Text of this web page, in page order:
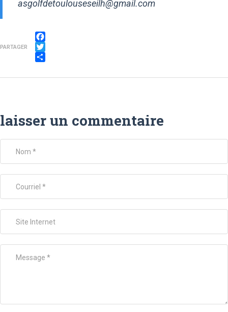
asgolfdetoulouseseilh@gmail.com
PARTAGER
Facebook
Twitter
laisser un commentaire